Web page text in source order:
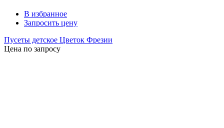
В избранное
Запросить цену
Пусеты детское Цветок Фрезии
Цена по запросу